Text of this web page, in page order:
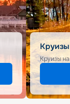
Круизы